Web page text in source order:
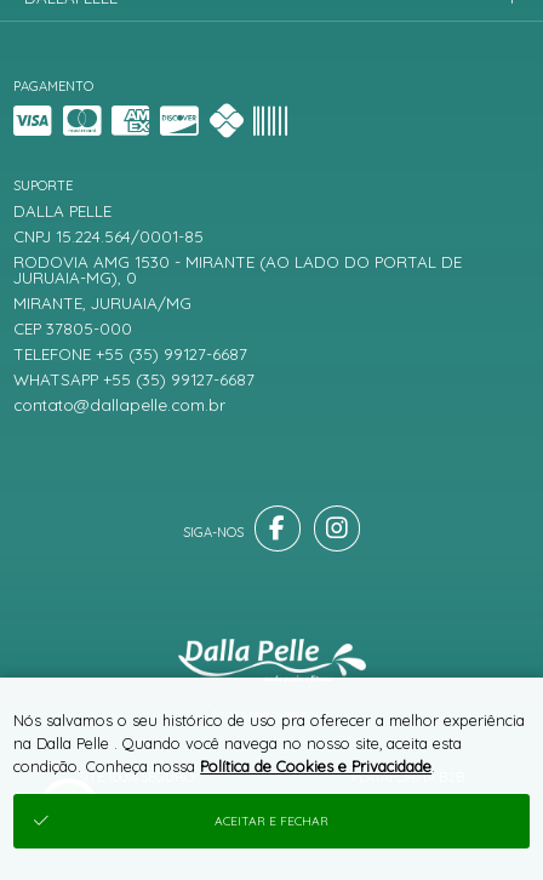
PAGAMENTO
SITE 100% SEGURO PLATAFORMA B2B
SUPORTE
DALLA PELLE
CNPJ 15.224.564/0001-85
RODOVIA AMG 1530 - MIRANTE (AO LADO DO PORTAL DE
JURUAIA-MG), 0
MIRANTE, JURUAIA/MG
CEP 37805-000
TELEFONE +55 (35) 99127-6687
WHATSAPP +55 (35) 99127-6687
contato@dallapelle.com.br
® TODOS DIREITOS RESERVADOS
Nós salvamos o seu histórico de uso pra oferecer a melhor experiência
na Dalla Pelle . Quando você navega no nosso site, aceita esta
condição. Conheça nossa Política de Cookies e Privacidade
ACEITAR E FECHAR